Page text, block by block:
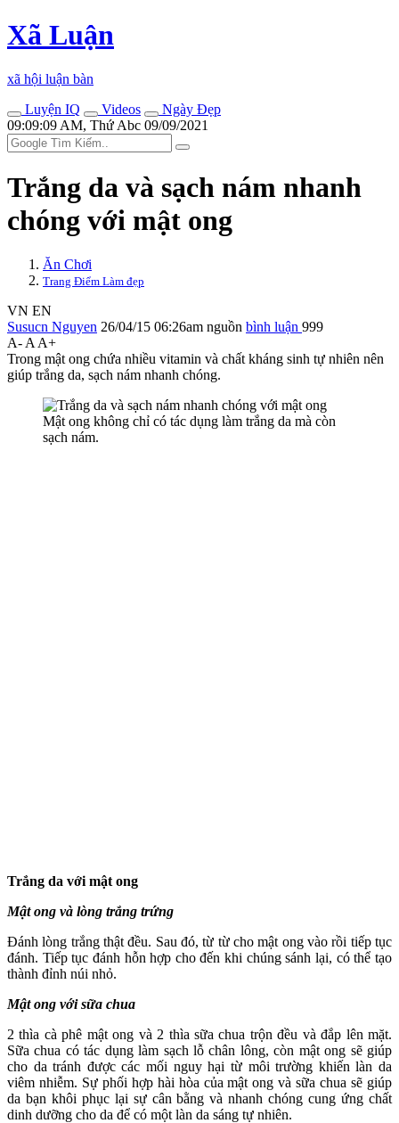
Xã Luận
xã hội luận bàn
Luyện IQ
Videos
Ngày Đẹp
09:09:09 AM, Thứ Abc 09/09/2021
Trắng da và sạch nám nhanh
chóng với mật ong
Ăn Chơi
Trang Điểm Làm đẹp
VN EN
Susucn Nguyen 26/04/15 06:26am nguồn bình luận 999
A- A A+
Trong mật ong chứa nhiều vitamin và chất kháng sinh tự nhiên nên
giúp trắng da, sạch nám nhanh chóng.
Mật ong không chỉ có tác dụng làm trắng da mà còn
sạch nám.
Trắng da với mật ong
Mật ong và lòng trắng trứng
Đánh lòng trắng thật đều. Sau đó, từ từ cho mật ong vào rồi tiếp tục
đánh. Tiếp tục đánh hỗn hợp cho đến khi chúng sánh lại, có thể tạo
thành đỉnh núi nhỏ.
Mật ong với sữa chua
2 thìa cà phê mật ong và 2 thìa sữa chua trộn đều và đắp lên mặt.
Sữa chua có tác dụng làm sạch lỗ chân lông, còn mật ong sẽ giúp
cho da tránh được các mối nguy hại từ môi trường khiến làn da
viêm nhiễm. Sự phối hợp hài hòa của mật ong và sữa chua sẽ giúp
da bạn khôi phục lại sự cân bằng và nhanh chóng cung ứng chất
dinh dưỡng cho da để có một làn da sáng tự nhiên.